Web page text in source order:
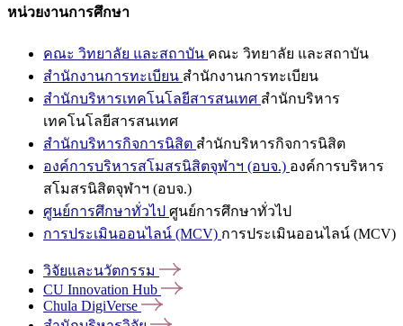
หน่วยงานการศึกษา
คณะ วิทยาลัย และสถาบัน คณะ วิทยาลัย และสถาบัน
สำนักงานการทะเบียน สำนักงานการทะเบียน
สำนักบริหารเทคโนโลยีสารสนเทศ สำนักบริหาร
เทคโนโลยีสารสนเทศ
สำนักบริหารกิจการนิสิต สำนักบริหารกิจการนิสิต
องค์การบริหารสโมสรนิสิตจุฬาฯ (อบจ.) องค์การบริหาร
สโมสรนิสิตจุฬาฯ (อบจ.)
ศูนย์การศึกษาทั่วไป ศูนย์การศึกษาทั่วไป
การประเมินออนไลน์ (MCV) การประเมินออนไลน์ (MCV)
วิจัยและนวัตกรรม
CU Innovation Hub
Chula DigiVerse